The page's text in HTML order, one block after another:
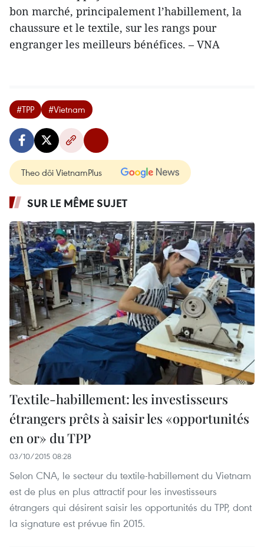
bon marché, principalement l’habillement, la
chaussure et le textile, sur les rangs pour
engranger les meilleurs bénéfices. – VNA
#TPP #Vietnam
Theo dõi VietnamPlus
SUR LE MÊME SUJET
Textile-habillement: les investisseurs
étrangers prêts à saisir les «opportunités
en or» du TPP
03/10/2015 08:28
Selon CNA, le secteur du textile-habillement du Vietnam
est de plus en plus attractif pour les investisseurs
étrangers qui désirent saisir les opportunités du TPP, dont
la signature est prévue fin 2015.